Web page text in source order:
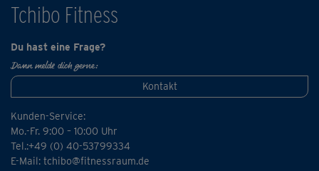
Tchibo Fitness
Du hast eine Frage?
Dann melde dich gerne:
Kontakt
Kunden-Service:
Mo.-Fr. 9:00 – 10:00 Uhr
Tel.:+49 (0) 40-53799334
E-Mail: tchibo@fitnessraum.de